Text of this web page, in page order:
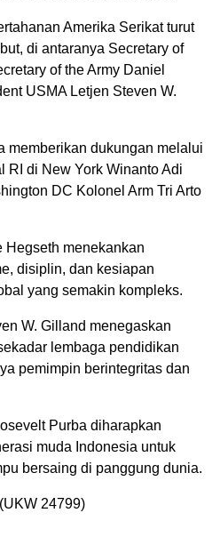
Amerika Serikat turut
di antaranya Secretary of
of the Army Daniel
USMA Letjen Steven W.
memberikan dukungan melalui
RI di New York Winanto Adi
DC Kolonel Arm Tri Arto
Hegseth menekankan
disiplin, dan kesiapan
yang semakin kompleks.
W. Gilland menegaskan
lembaga pendidikan
pemimpin berintegritas dan
Purba diharapkan
muda Indonesia untuk
bersaing di panggung dunia.
24799)